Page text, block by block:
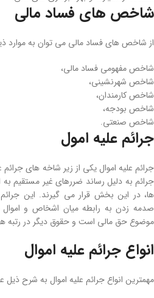
شاخص‌ های فساد مالی
از شاخص ‌های فساد مالی می‌ توان به موارد
شاخص مفهومی فساد مالی،
شاخص شهرنشینی،
شاخص کارمندان،
شاخص بودجه،
شاخص صنعتی.
جرائم علیه امول
جرائم علیه اموال یکی از زیر شاخه های
جرائم به دلیل رساند ضررهای غیر مستقیم
ها، در این بخش قرار می­ گیرند. این
صدمه زدن به رابطه میان اشخاص و
موضوع حق مالی است و حقوق دیگر در رتبه
انواع جرائم علیه اموال
مهمترین انواع جرائم علیه اموال به ­شرح ذیل